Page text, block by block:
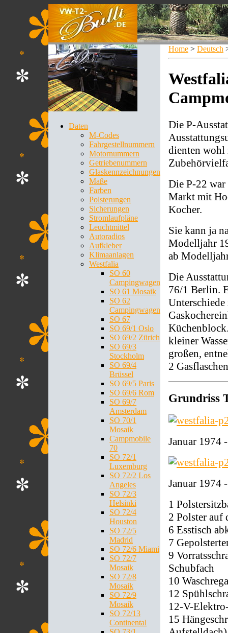
Daten
M-Codes
Fahrgestellnummern
Motornummern
Getriebenummern
Glaskennzeichnungen
Maße
Farben
Polsterungen
Sicherungen
Stromlaufpläne
Leuchtmittel
Autoradios
Aufkleber
Klimaanlagen
Westfalia
SO 60
Campingwagen
SO 61 Mosaik
SO 62
Campingwagen
SO 67
SO 69/1 Oslo
SO 69/2 Zürich
SO 69/3
Stockholm
SO 69/4
Brüssel
SO 69/5 Paris
SO 69/6 Rom
SO 69/7
Amsterdam
SO 70/1
Mosaik
Campmobile
70
SO 72/1
Luxemburg
SO 72/2 Los
Angeles
SO 72/3
Helsinki
SO 72/4
Houston
SO 72/5
Madrid
SO 72/6 Miami
SO 72/7
Mosaik
SO 72/8
Mosaik
SO 72/9
Mosaik
SO 72/13
Continental
Home > Deutsch
Die P-
dienten wohl
Die P-22 war
Markt mit
Kocher.
Sie kann ja
Modelljahr
ab
Die
76/1 Berlin.
kleiner
großen,
2
Grundriss
Januar 1974
Januar 1974
1
2 Polster auf
6 Esstisch
7
9
Schubfach
10
12
12-V-
15